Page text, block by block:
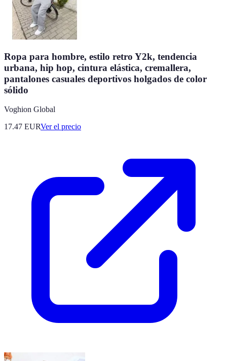
Ropa para hombre, estilo retro Y2k, tendencia
urbana, hip hop, cintura elástica, cremallera,
pantalones casuales deportivos holgados de color
sólido
Voghion Global
17.47 EURVer el precio